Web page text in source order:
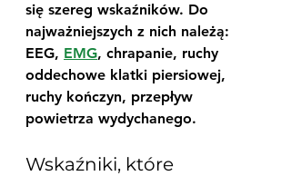
się szereg wskaźników. Do
najważniejszych z nich należą:
EEG, EMG, chrapanie, ruchy
oddechowe klatki piersiowej,
ruchy kończyn, przepływ
powietrza wydychanego.
Wskaźniki, które